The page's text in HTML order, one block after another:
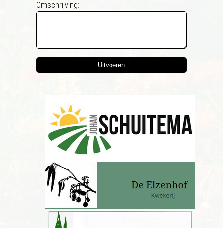
Omschrijving:
Uitvoeren